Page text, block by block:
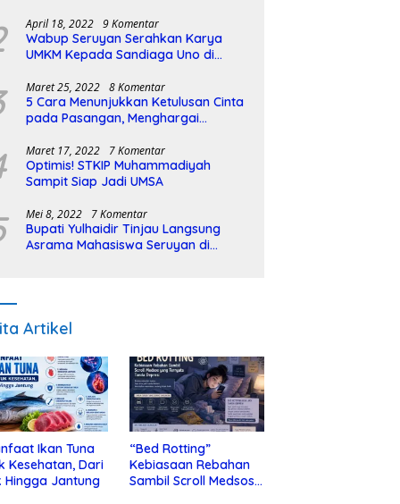
April 18, 2022 9 Komentar
Wabup Seruyan Serahkan Karya
UMKM Kepada Sandiaga Uno di
Maret 25, 2022 8 Komentar
5 Cara Menunjukkan Ketulusan Cinta
pada Pasangan, Menghargai
Maret 17, 2022 7 Komentar
Optimis! STKIP Muhammadiyah
Sampit Siap Jadi UMSA
Mei 8, 2022 7 Komentar
Bupati Yulhaidir Tinjau Langsung
Asrama Mahasiswa Seruyan di
Artikel
Ikan Tuna
Kesehatan, Dari
Hingga Jantung
“Bed Rotting”
Kebiasaan Rebahan
Sambil Scroll Medsos